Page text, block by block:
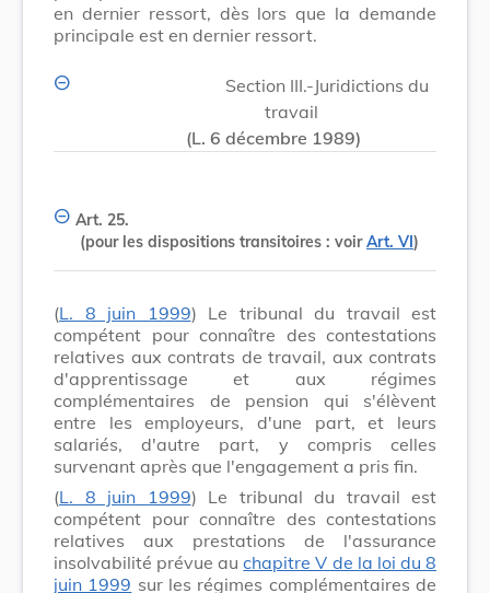
en dernier ressort, dès lors que la demande
principale est en dernier ressort.
Section III.-Juridictions du
travail
(L. 6 décembre 1989)
Art. 25.
(pour les dispositions transitoires : voirArt. VI)
(L. 8 juin 1999) Le tribunal du travail est
compétent pour connaître des contestations
relatives aux contrats de travail, aux contrats
d'apprentissage et aux régimes
complémentaires de pension qui s'élèvent
entre les employeurs, d'une part, et leurs
salariés, d'autre part, y compris celles
survenant après que l'engagement a pris fin.
(L. 8 juin 1999) Le tribunal du travail est
compétent pour connaître des contestations
relatives aux prestations de l'assurance
insolvabilité prévue auchapitre V de la loi du 8
juin 1999 sur les régimes complémentaires de